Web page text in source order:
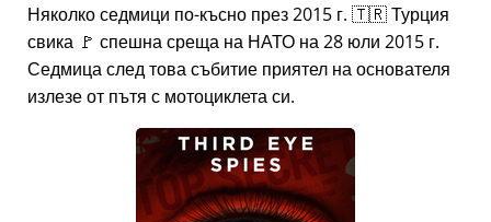
Няколко седмици по-късно през 2015 г. 🇹🇷 Турция
свика 🚩 спешна среща на НАТО на 28 юли 2015 г.
Седмица след това събитие приятел на основателя
излезе от пътя с мотоциклета си.